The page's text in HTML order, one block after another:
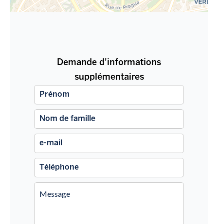
Demande d'informations
supplémentaires